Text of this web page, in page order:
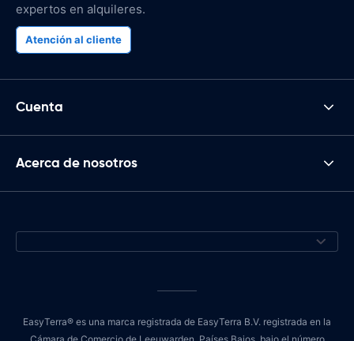
expertos en alquileres.
Atención al cliente
Cuenta
Acerca de nosotros
EasyTerra® es una marca registrada de EasyTerra B.V. registrada en la